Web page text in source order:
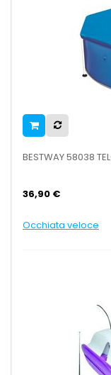
BESTWAY 58038
36,90 €
Occhiata veloce